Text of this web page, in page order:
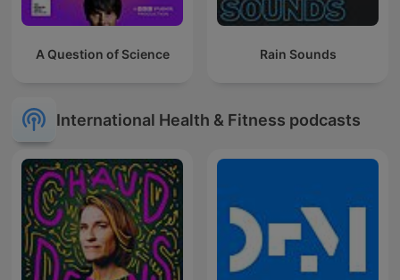
A Question of Science Rain Sounds
International Health & Fitness podcasts